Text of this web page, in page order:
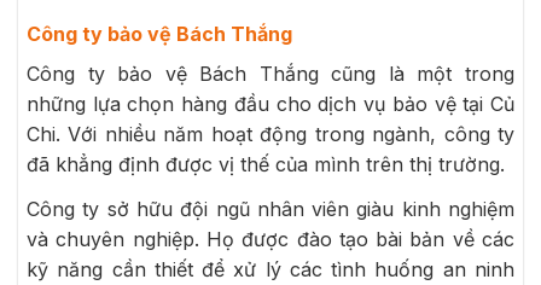
Công ty bảo vệ Bách Thắng
Công ty bảo vệ Bách Thắng cũng là một trong
những lựa chọn hàng đầu cho dịch vụ bảo vệ tại Củ
Chi. Với nhiều năm hoạt động trong ngành, công ty
đã khẳng định được vị thế của mình trên thị trường.
Công ty sở hữu đội ngũ nhân viên giàu kinh nghiệm
và chuyên nghiệp. Họ được đào tạo bài bản về các
kỹ năng cần thiết để xử lý các tình huống an ninh